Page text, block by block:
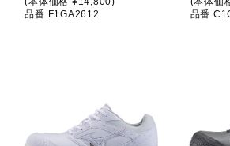
柔道
品番 F1GA2612
品番